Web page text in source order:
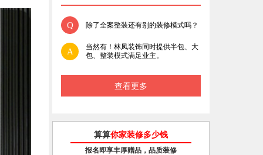
Q 除了全案整装还有别的装修模式吗？
A
当然有！林凤装饰同时提供半包、大
包、整装模式满足业主。
查看更多
算算你家装修多少钱
报名即享丰厚赠品，品质装修